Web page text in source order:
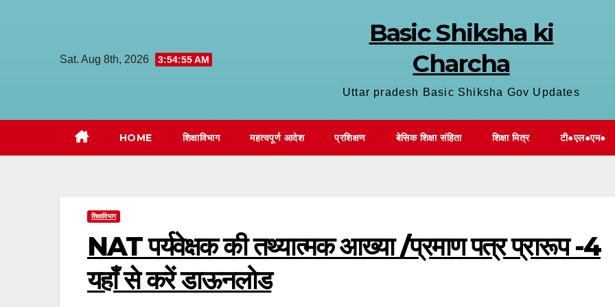
Sat. Aug 8th, 2026 3:54:56 AM
Basic Shiksha ki
Charcha
Uttar pradesh Basic Shiksha Gov Updates
HOME शिक्षाविभाग महत्वपूर्ण आदेश प्रशिक्षण बेसिक शिक्षा संहिता शिक्षा मित्र टी●एल●एम●
शिक्षाविभाग
NAT पर्यवेक्षक की तथ्यात्मक आख्या /प्रमाण पत्र प्रारूप -4
यहाँ से करें डाऊनलोड